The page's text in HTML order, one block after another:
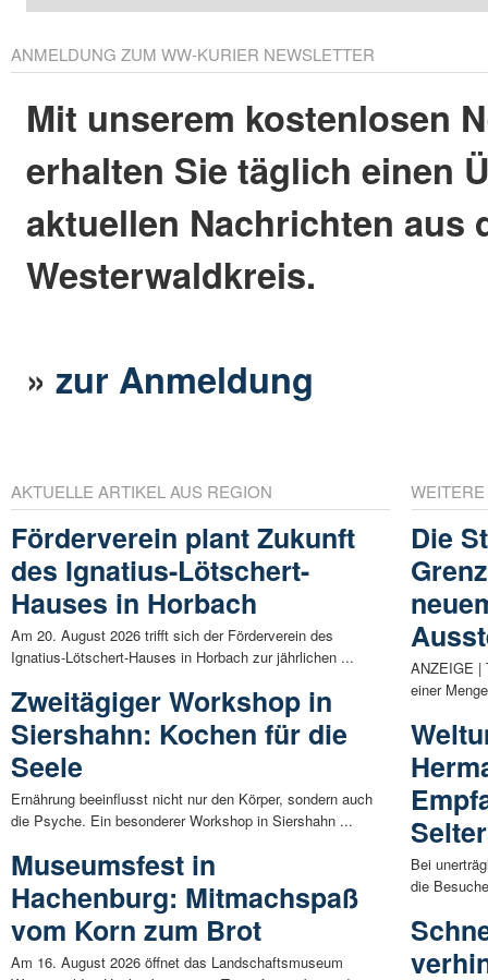
ANMELDUNG ZUM WW-KURIER NEWSLETTER
Mit unserem kostenlosen
erhalten Sie täglich einen
aktuellen Nachrichten aus
Westerwaldkreis.
»zur Anmeldung
AKTUELLE ARTIKEL AUS REGION
Förderverein plant Zukunft
des Ignatius-Lötschert-
Hauses in Horbach
Am 20. August 2026 trifft sich der Förderverein des
Ignatius-Lötschert-Hauses in Horbach zur jährlichen ...
Zweitägiger Workshop in
Siershahn: Kochen für die
Seele
Ernährung beeinflusst nicht nur den Körper, sondern auch
die Psyche. Ein besonderer Workshop in Siershahn ...
Museumsfest in
Hachenburg: Mitmachspaß
vom Korn zum Brot
Am 16. August 2026 öffnet das Landschaftsmuseum
Die
ANZEIGE |
einer
Bei
die